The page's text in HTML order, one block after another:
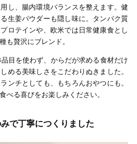
し、腸内環境バランスを整えます。健
生姜パウダーも隠し味に。タンパク質
ロテインや、欧米では日常健康食とし
も贅沢にブレンド。
目を使わず、からだが求める食材だけ
める美味しさをこだわりぬきました。
ンチとしても、もちろんおやつにも。
べる喜びをお楽しみください。
で丁寧につくりました